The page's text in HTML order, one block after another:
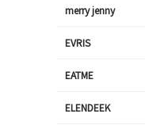
merry jenny
EVRIS
EATME
ELENDEEK